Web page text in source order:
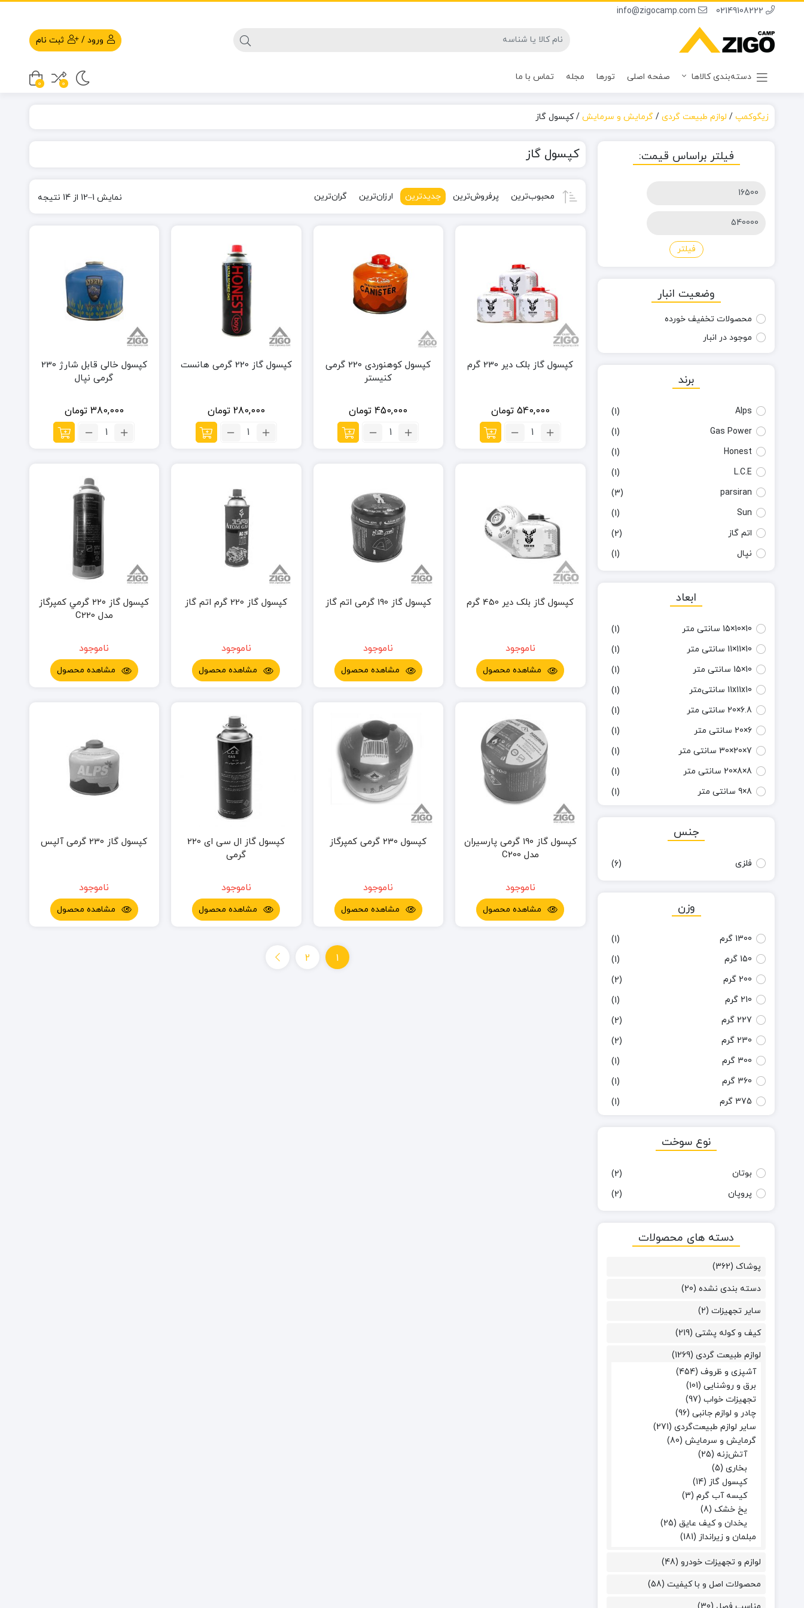
02149108222
info@zigocamp.com
ورود / ثبت نام
دسته‌بندی کالاها صفحه اصلی تورها مجله تماس با ما
0
0
زیگوکمپ/ لوازم طبیعت گردی/ گرمایش و سرمایش/کپسول گاز
کپسول گاز
محبوب‌ترین پرفروش‌ترین جدیدترین ارزان‌ترین گران‌ترین نمایش 1–12 از 14 نتیجه
کپسول گاز بلک دیر 230 گرم
540,000 تومان
تعداد:
کپسول کوهنوردی 220 گرمی
کنیستر
450,000 تومان
تعداد:
کنیستر
کپسول گاز 220 گرمی هانست
280,000 تومان
تعداد:
هانست
کپسول خالی قابل شارژ 230
گرمی نپال
380,000 تومان
تعداد:
230
گرمی
کپسول گاز بلک دیر 450 گرم
ناموجود
مشاهده محصول
کپسول گاز 190 گرمی اتم گاز
ناموجود
مشاهده محصول
کپسول گاز 220 گرم اتم گاز
ناموجود
مشاهده محصول
كپسول گاز ٢٢٠ گرمي كمپرگاز
مدل C220
ناموجود
مشاهده محصول
کپسول گاز 190 گرمی پارسیران
مدل C200
ناموجود
مشاهده محصول
کپسول 230 گرمی کمپرگاز
ناموجود
مشاهده محصول
کپسول گاز ال سی ای 220
گرمی
ناموجود
مشاهده محصول
کپسول گاز 230 گرمی آلپس
ناموجود
مشاهده محصول
1
2
فیلتر براساس قیمت:
فیلتر
وضعیت انبار
محصولات تخفیف خورده
موجود در انبار
برند
Alps
(1)
Gas Power
(1)
Honest
(1)
L.C.E
(1)
parsiran
(3)
Sun
(1)
اتم گاز
(2)
نپال
(1)
ابعاد
10×10×15 سانتی‌ متر
(1)
10×11×11 سانتی متر
(1)
10×15 سانتی متر
(1)
11x11x10 سانتی‌متر
(1)
6.8×20 سانتی متر
(1)
6×20 سانتی متر
(1)
7×20×30 سانتی متر
(1)
8×8×20 سانتی متر
(1)
8×9 سانتی متر
(1)
جنس
فلزی (6)
وزن
1300 گرم
(1)
150 گرم
(1)
200 گرم
(2)
210 گرم
(1)
227 گرم
(2)
230 گرم
(2)
300 گرم
(1)
360 گرم
(1)
375 گرم
(1)
نوع سوخت
بوتان
(2)
پروپان
(2)
دسته های محصولات
پوشاک (362)
دسته بندی نشده (20)
سایر تجهیزات (2)
کیف و کوله پشتی (219)
لوازم طبیعت گردی (1269)
آشپزی و ظروف (454)
برق و روشنایی (101)
تجهیزات خواب (97)
چادر و لوازم جانبی (96)
سایر لوازم طبیعت‌گردی (271)
گرمایش و سرمایش (80)
آتش‌زنه (25)
بخاری (5)
کپسول گاز (14)
کیسه آب گرم (3)
یخ خشک (8)
یخدان و کیف عایق (25)
مبلمان و زیرانداز (181)
لوازم و تجهیزات خودرو (48)
محصولات اصل و با کیفیت (58)